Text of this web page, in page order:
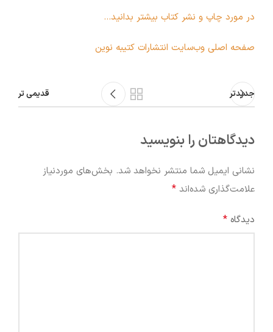
در مورد چاپ و نشر کتاب بیشتر بدانید…
صفحه اصلی وب‌سایت انتشارات کتیبه نوین
جدیدتر قدیمی تر
دیدگاهتان را بنویسید
نشانی ایمیل شما منتشر نخواهد شد. بخش‌های موردنیاز
علامت‌گذاری شده‌اند *
دیدگاه *